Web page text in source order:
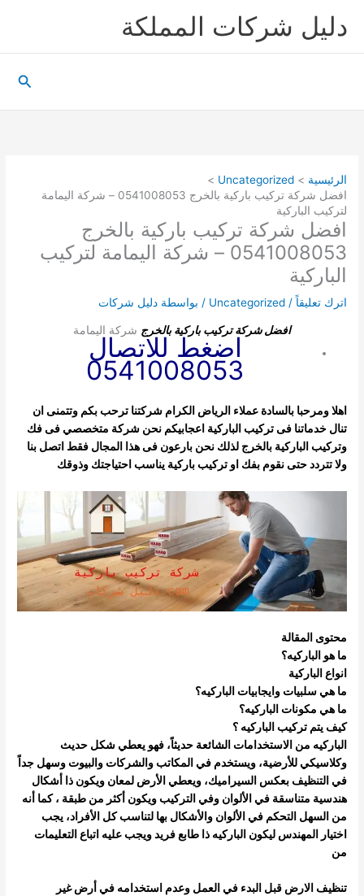
دليل شركات المملكة
الرئيسية
Uncategorized
افضل شركة تركيب باركية بالخرج 0541008053 – شركة اليمامة
لتركيب الباركية
افضل شركة تركيب باركية بالخرج
0541008053 – شركة اليمامة لتركيب
الباركية
اترك تعليقاً /
Uncategorized / بواسطة دليل شركات
افضل شركة تركيب باركية بالخرج شركة اليمامة
اضغط للاتصال
0541008053
اهلا ومرحبا بالسادة عملاء الرياض الكرام شركتنا ترحب بكم وتتمنى ان
تنال خدماتنا فى تركيب الباركية اعجابيكم نحن شركة متخصصي فى فك
وتركيب الباركية بالخرج لذلك نحن بارعون فى هذا المجال فقط اتصل بنا
ولا تتردد حتى نقوم بفك او تركيب باركية يناسب احتياجتك وذوقك
محتوى المقالة
ما هو الباركيه؟
انواع الباركية
ما هي سلبيات وايجابيات الباركيه؟
ما هي مكونات الباركيه؟
كيف يتم تركيب الباركيه ؟
الباركيه من الاستخدامات الشائعة حديثاً، فهو يعطي شكل حديث
وكلاسيكي للأرضية، ويستخدم في المكاتب والشركات والبيوت وسهل جداً
في التنظيفبعكس السيراميك، ويعطي الأرض لمعان ويكون ذا أشكال
هندسية متناسقة في الألوان وفي التركيب ويكون أكثر من طبقة ،كما أنه
من السهل التحكم في الألوان والأشكال بها لتناسب كل الأفراد، يجب
اختيار المهندس ليكون الباركيه ذا طابع فريد ويجب عليه اتباع التعليمات
من
تنظيف الارض قبل البدء في العمل وعدم استخدامه في أرض غير